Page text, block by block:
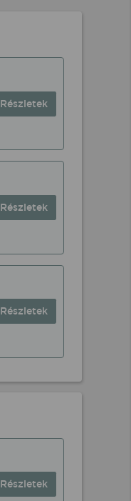
Részletek
Részletek
Részletek
Részletek